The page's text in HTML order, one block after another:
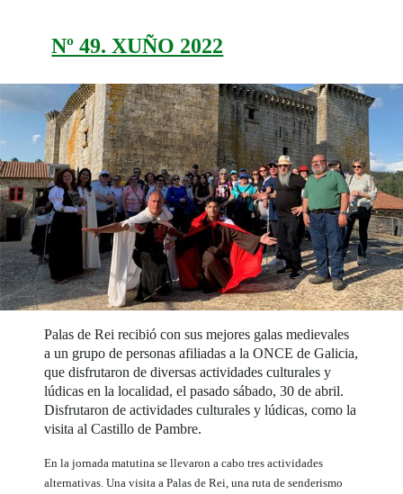
Nº 49. XUÑO 2022
Palas de Rei recibió con sus mejores galas medievales
a un grupo de personas afiliadas a la ONCE de Galicia,
que disfrutaron de diversas actividades culturales y
lúdicas en la localidad, el pasado sábado, 30 de abril.
Disfrutaron de actividades culturales y lúdicas, como la
visita al Castillo de Pambre.
En la jornada matutina se llevaron a cabo tres actividades
alternativas. Una visita a Palas de Rei, una ruta de senderismo